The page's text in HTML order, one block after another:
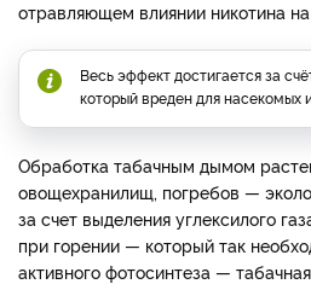
отравляющем влиянии никотина
Весь эффект достигается за
который вреден для насекомых
Обработка табачным дымом
овощехранилищ, погребов —
за счет выделения углексилого
при горении — который так
активного фотосинтеза —